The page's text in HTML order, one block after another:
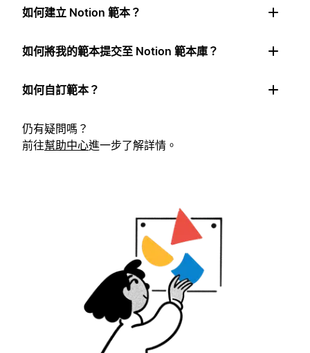
如何建立 Notion 範本？
如何將我的範本提交至 Notion 範本庫？
如何自訂範本？
仍有疑問嗎？
前往幫助中心進一步了解詳情。